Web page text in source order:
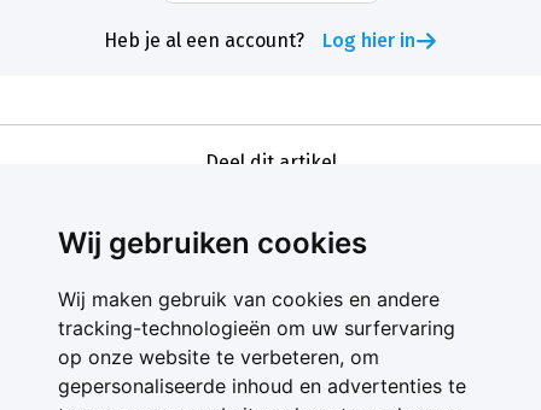
Wij gebruiken cookies
Wij maken gebruik van cookies en andere
tracking-technologieën om uw surfervaring
op onze website te verbeteren, om
gepersonaliseerde inhoud en advertenties te
Heb je al een account? Log hier in
Deel dit artikel
Contact